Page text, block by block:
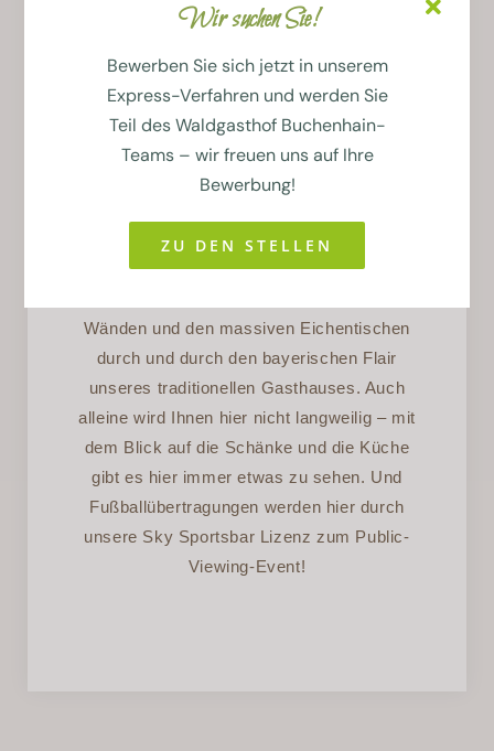
DIE BIERSTUBE
sich oft Einheimische am Stammtisch für
zünftige Schafkopfabende. Der Gastraum
Wänden und den massiven Eichentischen
durch und durch den bayerischen Flair
unseres traditionellen Gasthauses. Auch
alleine wird Ihnen hier nicht langweilig – mit
dem Blick auf die Schänke und die Küche
gibt es hier immer etwas zu sehen. Und
Fußballübertragungen werden hier durch
unsere Sky Sportsbar Lizenz zum Public-
Viewing-Event!
Wir suchen Sie!
Bewerben Sie sich jetzt in unserem
Express-Verfahren und werden Sie
Teil des Waldgasthof Buchenhain-
Teams – wir freuen uns auf Ihre
Bewerbung!
ZU DEN STELLEN